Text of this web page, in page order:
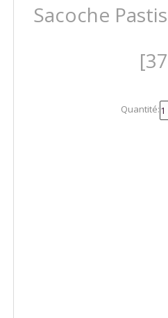
Sacoche
Quantité: